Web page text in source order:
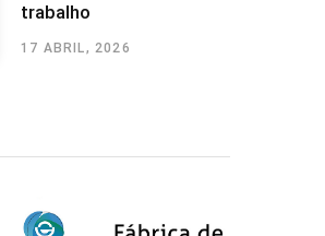
trabalho
17 ABRIL, 2026